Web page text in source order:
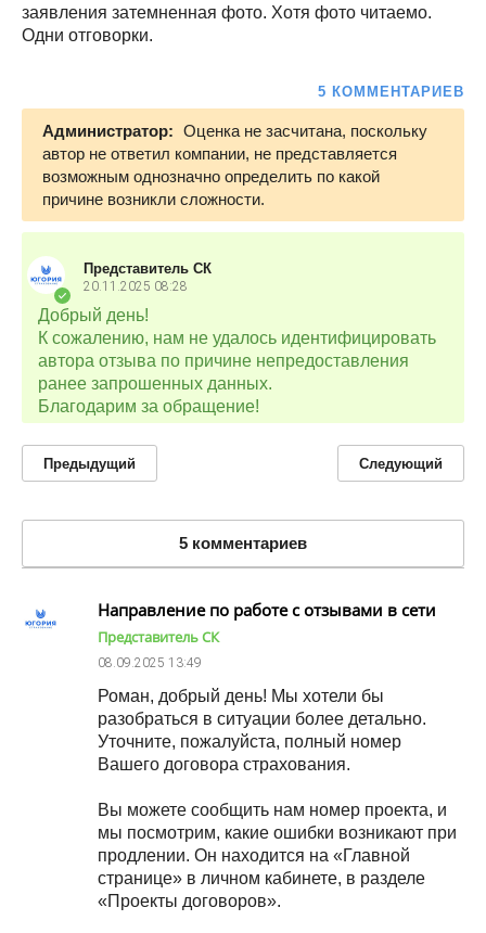
заявления затемненная фото. Хотя фото читаемо.
Одни отговорки.
5 КОММЕНТАРИЕВ
Администратор: Оценка не засчитана, поскольку
автор не ответил компании, не представляется
возможным однозначно определить по какой
причине возникли сложности.
Представитель СК
20.11.2025 08:28
Добрый день!
К сожалению, нам не удалось идентифицировать
автора отзыва по причине непредоставления
ранее запрошенных данных.
Благодарим за обращение!
Предыдущий Следующий
5 комментариев
Направление по работе с отзывами в сети
Представитель СК
08.09.2025 13:49
Роман, добрый день! Мы хотели бы
разобраться в ситуации более детально.
Уточните, пожалуйста, полный номер
Вашего договора страхования.
Вы можете сообщить нам номер проекта, и
мы посмотрим, какие ошибки возникают при
продлении. Он находится на «Главной
странице» в личном кабинете, в разделе
«Проекты договоров».